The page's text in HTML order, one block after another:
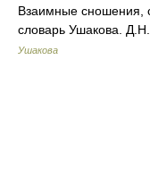
Взаимные сношения,
словарь Ушакова.
Ушакова